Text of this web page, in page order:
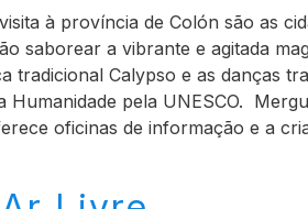
à província de Colón são as
saborear a vibrante e agitada
tradicional Calypso e as danças
Humanidade pela UNESCO.
oficinas de informação e a